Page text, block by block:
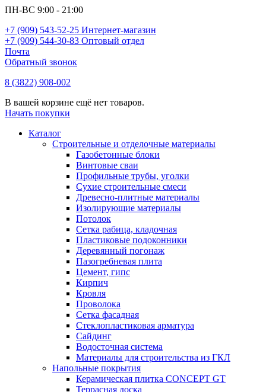
ПН-ВС 9:00 - 21:00
+7 (909) 543-52-25 Интернет-магазин
+7 (909) 544-30-83 Оптовый отдел
Почта
Обратный звонок
8 (3822) 908-002
В вашей корзине ещё нет товаров.
Начать покупки
Каталог
Строительные и отделочные материалы
Газобетонные блоки
Винтовые сваи
Профильные трубы, уголки
Сухие строительные смеси
Древесно-плитные материалы
Изолирующие материалы
Потолок
Сетка рабица, кладочная
Пластиковые подоконники
Деревянный погонаж
Пазогребневая плита
Цемент, гипс
Кирпич
Кровля
Проволока
Сетка фасадная
Стеклопластиковая арматура
Сайдинг
Водосточная система
Материалы для строительства из ГКЛ
Напольные покрытия
Керамическая плитка CONCEPT GT
Террасная доска